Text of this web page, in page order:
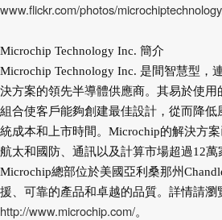
www.flickr.com/photos/
Microchip Technology Inc. 簡介
Microchip Technology Inc. 是間智慧型，
決方案的領先半導體供應商。其易於使用
組合使客戶能夠創建最佳設計，從而降低
統成本和上市時間。Microchip的解決方案
航太和國防、通訊以及計算市場超過12萬
Microchip總部位於美國亞利桑那州
援、可靠的產品和卓越的品質。詳情請瀏
http://www.microchip.com/。